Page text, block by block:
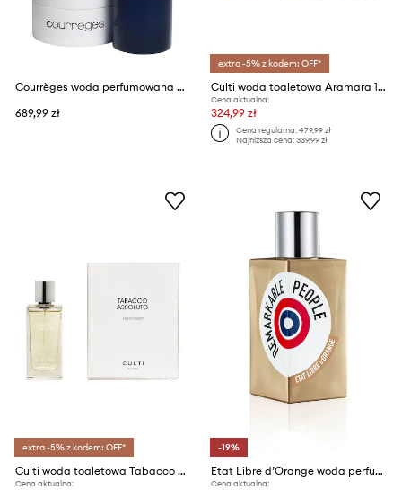
Courrèges woda perfumowana C EDP 100 ML
689,99 zł
extra -5% z kodem: OFF*
Culti woda toaletowa Aramara 100 ml
Cena aktualna:
324,99 zł
Cena regularna:479,99 zł
Najniższa cena:339,99 zł
extra -5% z kodem: OFF*
Culti woda toaletowa Tabacco Assoluto White Serigraphy 100 ml
Cena aktualna:
-19%
Etat Libre d’Orange woda perfumowana EdP Nat. Spray 100 ml
Cena aktualna: